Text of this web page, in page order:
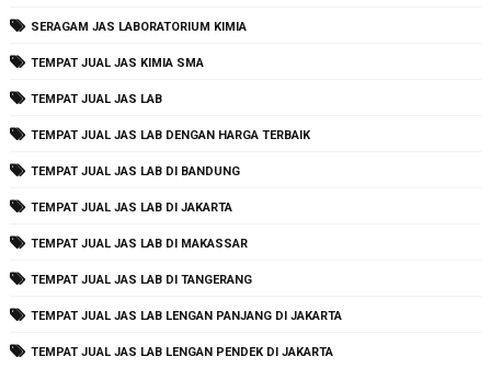
SERAGAM JAS LABORATORIUM KIMIA
TEMPAT JUAL JAS KIMIA SMA
TEMPAT JUAL JAS LAB
TEMPAT JUAL JAS LAB DENGAN HARGA TERBAIK
TEMPAT JUAL JAS LAB DI BANDUNG
TEMPAT JUAL JAS LAB DI JAKARTA
TEMPAT JUAL JAS LAB DI MAKASSAR
TEMPAT JUAL JAS LAB DI TANGERANG
TEMPAT JUAL JAS LAB LENGAN PANJANG DI JAKARTA
TEMPAT JUAL JAS LAB LENGAN PENDEK DI JAKARTA